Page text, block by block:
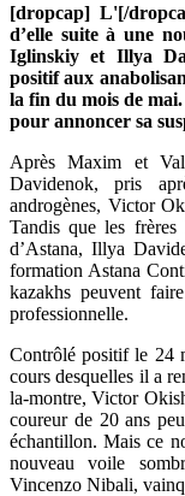
[dropcap] L'[/
d’elle suite à une
Iglinskiy et Illya
positif aux
la fin du mois de
pour annoncer sa
Après Maxim et
Davidenok, pris
androgènes, Victor
Tandis que les
d’Astana, Illya
formation Astana
kazakhs peuvent
professionnelle.
Contrôlé positif le 24
cours desquelles il a
la-montre, Victor
coureur de 20 ans
échantillon. Mais ce
nouveau voile
Vincenzo Nibali,